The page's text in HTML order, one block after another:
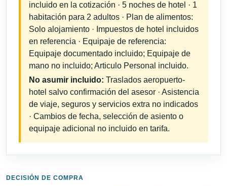
incluido en la cotización · 5 noches de hotel · 1
habitación para 2 adultos · Plan de alimentos:
Solo alojamiento · Impuestos de hotel incluidos
en referencia · Equipaje de referencia:
Equipaje documentado incluido; Equipaje de
mano no incluido; Articulo Personal incluido.
No asumir incluido: Traslados aeropuerto-
hotel salvo confirmación del asesor · Asistencia
de viaje, seguros y servicios extra no indicados
· Cambios de fecha, selección de asiento o
equipaje adicional no incluido en tarifa.
DECISIÓN DE COMPRA